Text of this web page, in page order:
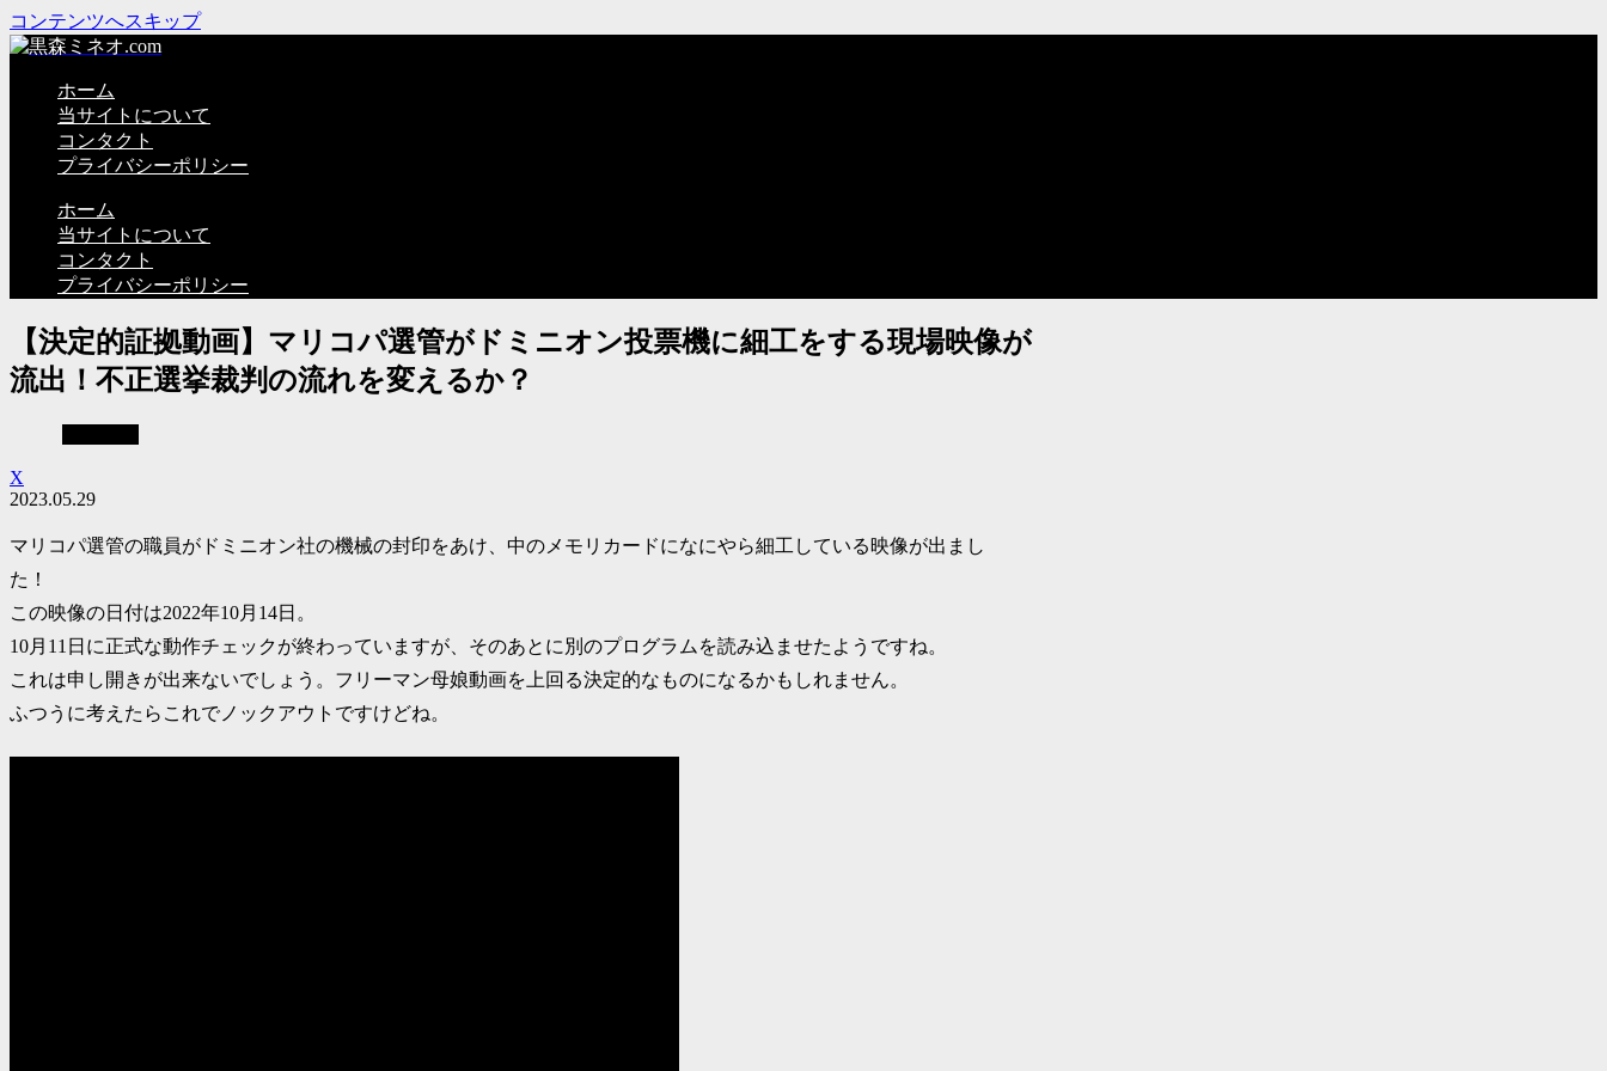
コンテンツへスキップ
ホーム
当サイトについて
コンタクト
プライバシーポリシー
ホーム
当サイトについて
コンタクト
プライバシーポリシー
【決定的証拠動画】マリコパ選管がドミニオン投票機に細工をする現場映像が
流出！不正選挙裁判の流れを変えるか？
X
2023.05.29
マリコパ選管の職員がドミニオン社の機械の封印をあけ、中のメモリカードになにやら細工している映像が出まし
た！
この映像の日付は2022年10月14日。
10月11日に正式な動作チェックが終わっていますが、そのあとに別のプログラムを読み込ませたようですね。
これは申し開きが出来ないでしょう。フリーマン母娘動画を上回る決定的なものになるかもしれません。
ふつうに考えたらこれでノックアウトですけどね。